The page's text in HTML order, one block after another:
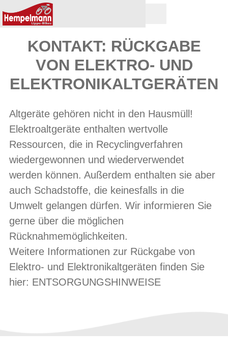
KONTAKT: RÜCKGABE
VON ELEKTRO- UND
ELEKTRONIKALTGERÄTEN
Altgeräte gehören nicht in den Hausmüll!
Elektroaltgeräte enthalten wertvolle
Ressourcen, die in Recyclingverfahren
wiedergewonnen und wiederverwendet
werden können. Außerdem enthalten sie aber
auch Schadstoffe, die keinesfalls in die
Umwelt gelangen dürfen. Wir informieren Sie
gerne über die möglichen
Rücknahmemöglichkeiten.
Weitere Informationen zur Rückgabe von
Elektro- und Elektronikaltgeräten finden Sie
hier: ENTSORGUNGSHINWEISE